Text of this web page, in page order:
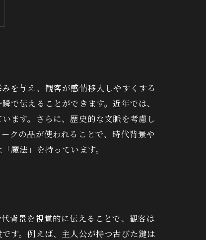
を与え、観客が感情移入しやすくする
で伝えることができます。近年では、
ます。さらに、歴史的な文脈を考慮し
クの品が使われることで、時代背景や
魔法」を持っています。
背景を視覚的に伝えることで、観客は
す。例えば、主人公が持つ古びた鍵は